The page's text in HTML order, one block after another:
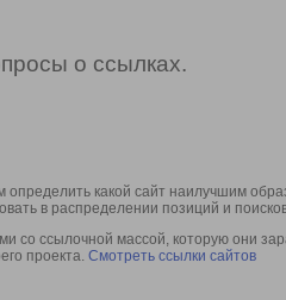
о ссылках.
какой сайт наилучшим
в раcпределении позиций и
со ссылочной массой, которую они
проекта. Смотреть ссылки сайтов